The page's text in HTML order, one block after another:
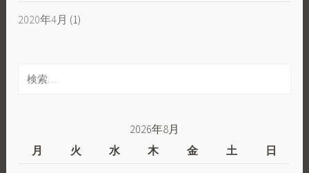
2020年4月 (1)
索:
2026年8月
月
火 水 木 金 土
日